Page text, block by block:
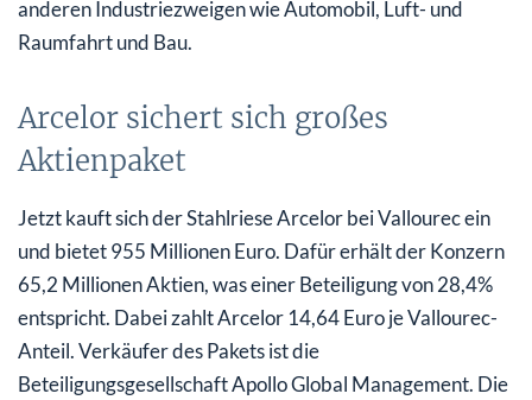
anderen Industriezweigen wie Automobil, Luft- und
Raumfahrt und Bau.
Arcelor sichert sich großes
Aktienpaket
Jetzt kauft sich der Stahlriese Arcelor bei Vallourec ein
und bietet 955 Millionen Euro. Dafür erhält der Konzern
65,2 Millionen Aktien, was einer Beteiligung von 28,4%
entspricht. Dabei zahlt Arcelor 14,64 Euro je Vallourec-
Anteil. Verkäufer des Pakets ist die
Beteiligungsgesellschaft Apollo Global Management. Die